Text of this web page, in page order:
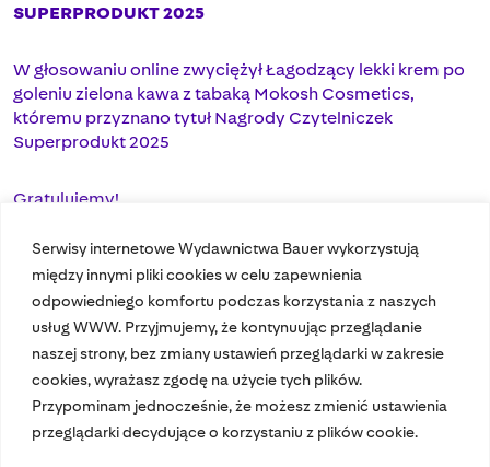
Serwisy internetowe Wydawnictwa Bauer wykorzystują
między innymi pliki cookies w celu zapewnienia
odpowiedniego komfortu podczas korzystania z naszych
usług WWW. Przyjmujemy, że kontynuując przeglądanie
naszej strony, bez zmiany ustawień przeglądarki w zakresie
cookies, wyrażasz zgodę na użycie tych plików.
Przypominam jednocześnie, że możesz zmienić ustawienia
przeglądarki decydujące o korzystaniu z plików cookie.
SUPERPRODUKT 2025
W głosowaniu online zwyciężył Łagodzący lekki krem po
goleniu zielona kawa z tabaką Mokosh Cosmetics,
któremu przyznano tytuł Nagrody Czytelniczek
Superprodukt 2025
Gratulujemy!
Nasze czasopisma